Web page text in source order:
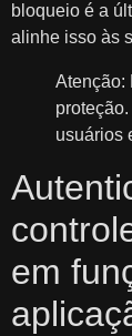
bloqueio é a
alinhe isso às
Atenção:
usuários
em